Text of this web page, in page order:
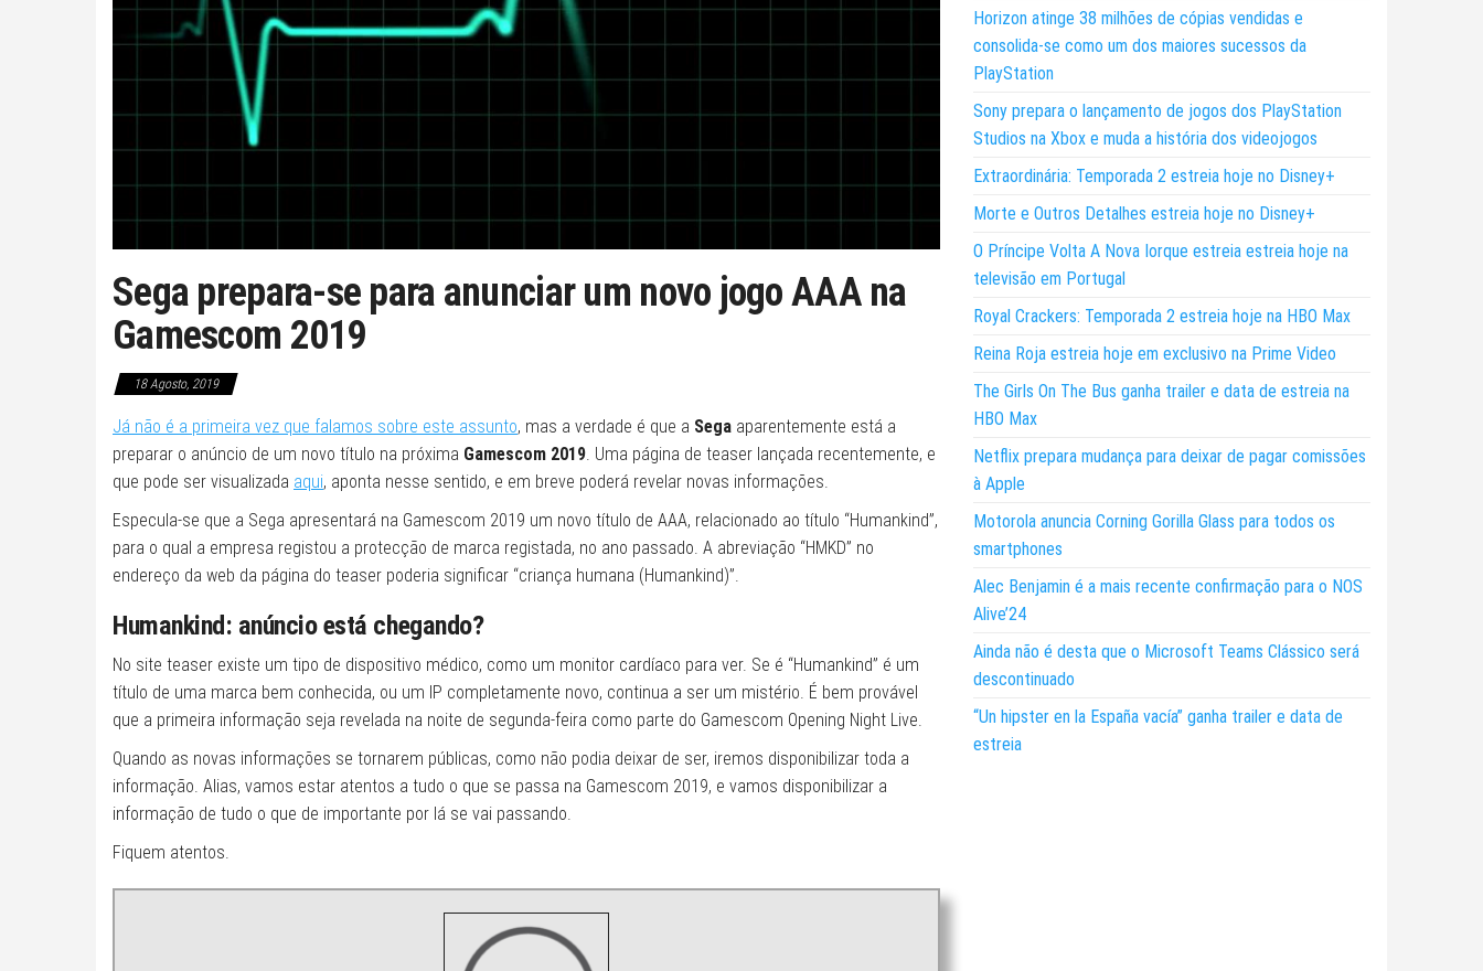
Sega prepara-se para anunciar um novo jogo AAA na
Gamescom 2019
18 Agosto, 2019
Já não é a primeira vez que falamos sobre este assunto, mas a verdade é que a Sega aparentemente está a
preparar o anúncio de um novo título na próxima Gamescom 2019. Uma página de teaser lançada recentemente, e
que pode ser visualizada aqui, aponta nesse sentido, e em breve poderá revelar novas informações.
Especula-se que a Sega apresentará na Gamescom 2019 um novo título de AAA, relacionado ao título “Humankind”,
para o qual a empresa registou a protecção de marca registada, no ano passado. A abreviação “HMKD” no
endereço da web da página do teaser poderia significar “criança humana (Humankind)”.
Humankind: anúncio está chegando?
No site teaser existe um tipo de dispositivo médico, como um monitor cardíaco para ver. Se é “Humankind” é um
título de uma marca bem conhecida, ou um IP completamente novo, continua a ser um mistério. É bem provável
que a primeira informação seja revelada na noite de segunda-feira como parte do Gamescom Opening Night Live.
Quando as novas informações se tornarem públicas, como não podia deixar de ser, iremos disponibilizar toda a
informação. Alias, vamos estar atentos a tudo o que se passa na Gamescom 2019, e vamos disponibilizar a
informação de tudo o que de importante por lá se vai passando.
Fiquem atentos.
Horizon atinge 38 milhões de cópias vendidas e
consolida-se como um dos maiores sucessos da
PlayStation
Sony prepara o lançamento de jogos dos PlayStation
Studios na Xbox e muda a história dos videojogos
Extraordinária: Temporada 2 estreia hoje no Disney+
Morte e Outros Detalhes estreia hoje no Disney+
O Príncipe Volta A Nova Iorque estreia estreia hoje na
televisão em Portugal
Royal Crackers: Temporada 2 estreia hoje na HBO Max
Reina Roja estreia hoje em exclusivo na Prime Video
The Girls On The Bus ganha trailer e data de estreia na
HBO Max
Netflix prepara mudança para deixar de pagar comissões
à Apple
Motorola anuncia Corning Gorilla Glass para todos os
smartphones
Alec Benjamin é a mais recente confirmação para o NOS
Alive’24
Ainda não é desta que o Microsoft Teams Clássico será
descontinuado
“Un hipster en la España vacía” ganha trailer e data de
estreia